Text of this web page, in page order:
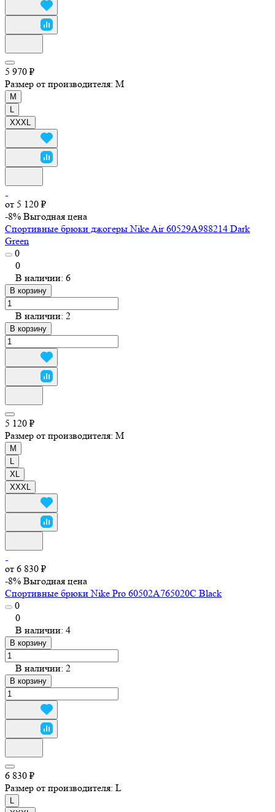
5 970 ₽
Размер от производителя: M
M
XXXL
от 5 120 ₽
-8% Выгодная цена
Спортивные брюки джогеры Nike Air 60529A988214 Dark
Green
0
0
В наличии: 6
В корзину
В наличии: 2
В корзину
5 120 ₽
Размер от производителя: M
M
XL
XXXL
от 6 830 ₽
-8% Выгодная цена
Спортивные брюки Nike Pro 60502A765020C Black
0
0
В наличии: 4
В корзину
В наличии: 2
В корзину
6 830 ₽
Размер от производителя: L